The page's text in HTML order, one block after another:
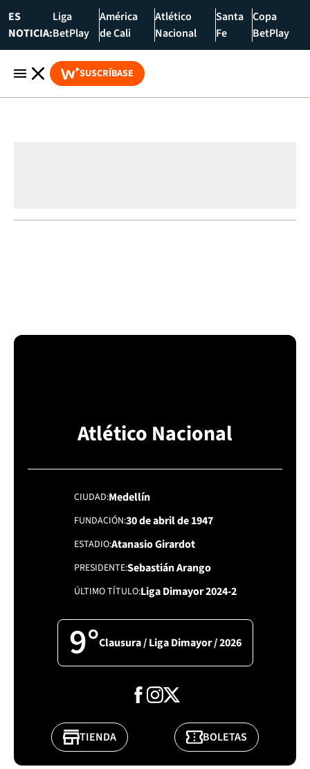
ES
NOTICIA:
Liga
BetPlay
América
de Cali
Atlético
Nacional
Santa
Fe
Copa
BetPlay
SUSCRÍBASE
Atlético Nacional
CIUDADMedellín
FUNDACIÓN30 de abril de 1947
ESTADIOAtanasio Girardot
PRESIDENTESebastián Arango
ÚLTIMO TÍTULOLiga Dimayor 2024-2
9°Clausura / Liga Dimayor / 2026
TIENDA BOLETAS